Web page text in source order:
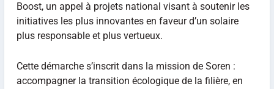
Boost, un appel à projets national visant à soutenir les
initiatives les plus innovantes en faveur d’un solaire
plus responsable et plus vertueux.
Cette démarche s’inscrit dans la mission de Soren :
accompagner la transition écologique de la filière, en